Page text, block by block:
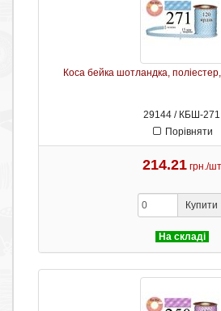
Коса бейка шотландка,
29144 / КБШ-271
Порівняти
214.21 грн./шт
Купити
На складі